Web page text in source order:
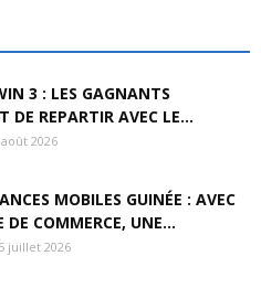
3 : LES GAGNANTS
DE REPARTIR AVEC LE...
août 2026
MOBILES GUINÉE : AVEC
DE COMMERCE, UNE...
juillet 2026